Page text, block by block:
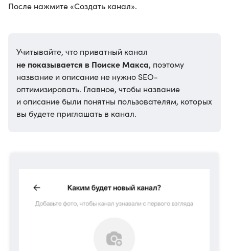
После нажмите «Создать канал».
Учитывайте, что приватный канал
не показывается в Поиске Макса, поэтому
название и описание не нужно SEO-
оптимизировать. Главное, чтобы название
и описание были понятны пользователям, которых
вы будете приглашать в канал.